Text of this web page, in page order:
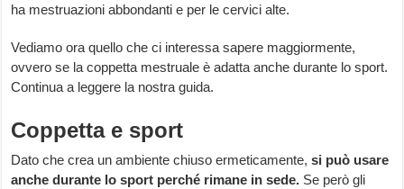
ha mestruazioni abbondanti e per le cervici alte.
Vediamo ora quello che ci interessa sapere maggiormente,
ovvero se la coppetta mestruale è adatta anche durante lo sport.
Continua a leggere la nostra guida.
Coppetta e sport
Dato che crea un ambiente chiuso ermeticamente,si può usare
anche durante lo sport perché rimane in sede. Se però gli